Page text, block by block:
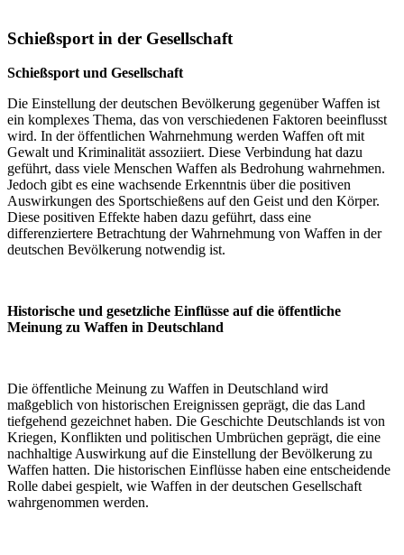
Schießsport in der Gesellschaft
Schießsport und Gesellschaft
Die Einstellung der deutschen Bevölkerung gegenüber Waffen ist
ein komplexes Thema, das von verschiedenen Faktoren beeinflusst
wird. In der öffentlichen Wahrnehmung werden Waffen oft mit
Gewalt und Kriminalität assoziiert. Diese Verbindung hat dazu
geführt, dass viele Menschen Waffen als Bedrohung wahrnehmen.
Jedoch gibt es eine wachsende Erkenntnis über die positiven
Auswirkungen des Sportschießens auf den Geist und den Körper.
Diese positiven Effekte haben dazu geführt, dass eine
differenziertere Betrachtung der Wahrnehmung von Waffen in der
deutschen Bevölkerung notwendig ist.
Historische und gesetzliche Einflüsse auf die öffentliche
Meinung zu Waffen in Deutschland
Die öffentliche Meinung zu Waffen in Deutschland wird
maßgeblich von historischen Ereignissen geprägt, die das Land
tiefgehend gezeichnet haben. Die Geschichte Deutschlands ist von
Kriegen, Konflikten und politischen Umbrüchen geprägt, die eine
nachhaltige Auswirkung auf die Einstellung der Bevölkerung zu
Waffen hatten. Die historischen Einflüsse haben eine entscheidende
Rolle dabei gespielt, wie Waffen in der deutschen Gesellschaft
wahrgenommen werden.